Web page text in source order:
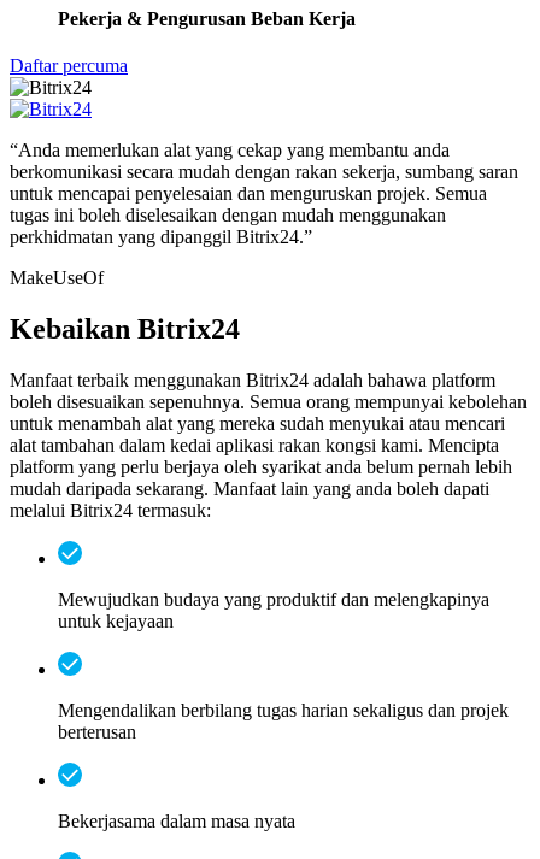
Pekerja & Pengurusan Beban Kerja
Daftar percuma
“Anda memerlukan alat yang cekap yang membantu anda
berkomunikasi secara mudah dengan rakan sekerja, sumbang saran
untuk mencapai penyelesaian dan menguruskan projek. Semua
tugas ini boleh diselesaikan dengan mudah menggunakan
perkhidmatan yang dipanggil Bitrix24.”
MakeUseOf
Kebaikan Bitrix24
Manfaat terbaik menggunakan Bitrix24 adalah bahawa platform
boleh disesuaikan sepenuhnya. Semua orang mempunyai kebolehan
untuk menambah alat yang mereka sudah menyukai atau mencari
alat tambahan dalam kedai aplikasi rakan kongsi kami. Mencipta
platform yang perlu berjaya oleh syarikat anda belum pernah lebih
mudah daripada sekarang. Manfaat lain yang anda boleh dapati
melalui Bitrix24 termasuk:
Mewujudkan budaya yang produktif dan melengkapinya
untuk kejayaan
Mengendalikan berbilang tugas harian sekaligus dan projek
berterusan
Bekerjasama dalam masa nyata